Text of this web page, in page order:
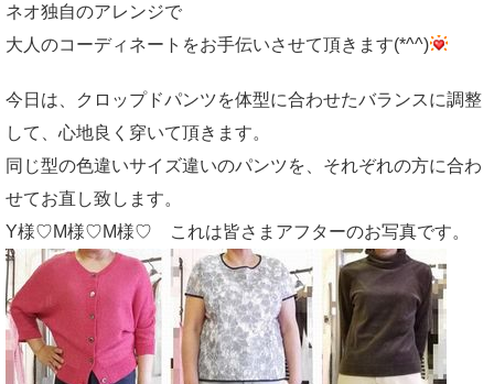
ネオ独自のアレンジで
大人のコーディネートをお手伝いさせて頂きます(*^^)
今日は、クロップドパンツを体型に合わせたバランスに調整
して、心地良く穿いて頂きます。
同じ型の色違いサイズ違いのパンツを、それぞれの方に合わ
せてお直し致します。
Y様♡M様♡M様♡ これは皆さまアフターのお写真です。